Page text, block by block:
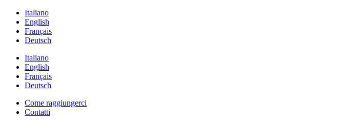
Italiano
English
Français
Deutsch
Italiano
English
Français
Deutsch
Come raggiungerci
Contatti